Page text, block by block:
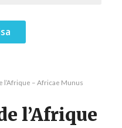
l’Afrique – Africae Munus
l’Afrique